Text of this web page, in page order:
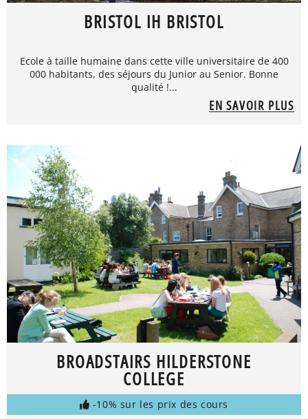
BRISTOL IH BRISTOL
Ecole à taille humaine dans cette ville universitaire de 400
000 habitants, des séjours du Junior au Senior. Bonne
qualité !...
EN SAVOIR PLUS
BROADSTAIRS HILDERSTONE
COLLEGE
-10% sur les prix des cours